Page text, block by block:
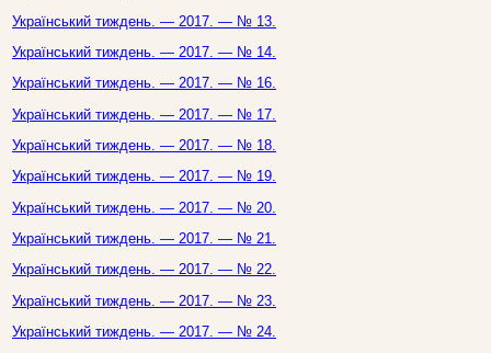
Український тиждень. — 2017. — № 13.
Український тиждень. — 2017. — № 14.
Український тиждень. — 2017. — № 16.
Український тиждень. — 2017. — № 17.
Український тиждень. — 2017. — № 18.
Український тиждень. — 2017. — № 19.
Український тиждень. — 2017. — № 20.
Український тиждень. — 2017. — № 21.
Український тиждень. — 2017. — № 22.
Український тиждень. — 2017. — № 23.
Український тиждень. — 2017. — № 24.